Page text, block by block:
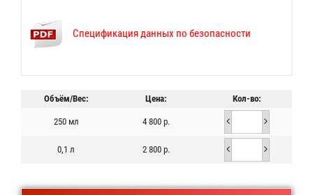
Спецификация данных по безопасности
Объём/Вес: Цена: Кол-во:
250 мл 4 800 р.
0,1 л 2 800 р.